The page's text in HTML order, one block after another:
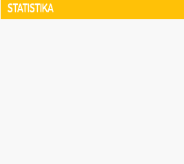
STATISTIKA